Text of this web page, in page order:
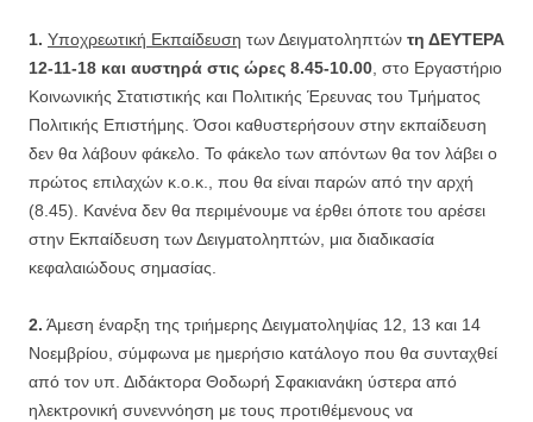
1. Υποχρεωτική Εκπαίδευση των Δειγματοληπτών τη ΔΕΥΤΕΡΑ
12-11-18 και αυστηρά στις ώρες 8.45-10.00, στο Εργαστήριο
Κοινωνικής Στατιστικής και Πολιτικής Έρευνας του Τμήματος
Πολιτικής Επιστήμης. Όσοι καθυστερήσουν στην εκπαίδευση
δεν θα λάβουν φάκελο. Το φάκελο των απόντων θα τον λάβει ο
πρώτος επιλαχών κ.ο.κ., που θα είναι παρών από την αρχή
(8.45). Κανένα δεν θα περιμένουμε να έρθει όποτε του αρέσει
στην Εκπαίδευση των Δειγματοληπτών, μια διαδικασία
κεφαλαιώδους σημασίας.
2. Άμεση έναρξη της τριήμερης Δειγματοληψίας 12, 13 και 14
Νοεμβρίου, σύμφωνα με ημερήσιο κατάλογο που θα συνταχθεί
από τον υπ. Διδάκτορα Θοδωρή Σφακιανάκη ύστερα από
ηλεκτρονική συνεννόηση με τους προτιθέμενους να